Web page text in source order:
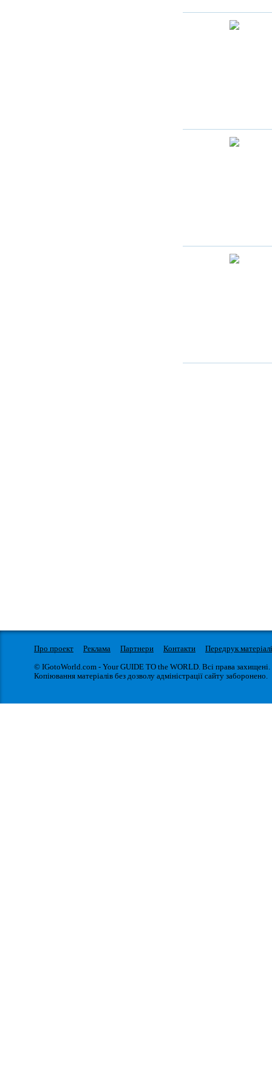
Про проект Реклама Партнери Контакти
Передрук
© IGotoWorld.com - Your GUIDE TO the WORLD. Всі права захищені.
Копіювання матеріалів без дозволу адміністрації сайту заборонено.